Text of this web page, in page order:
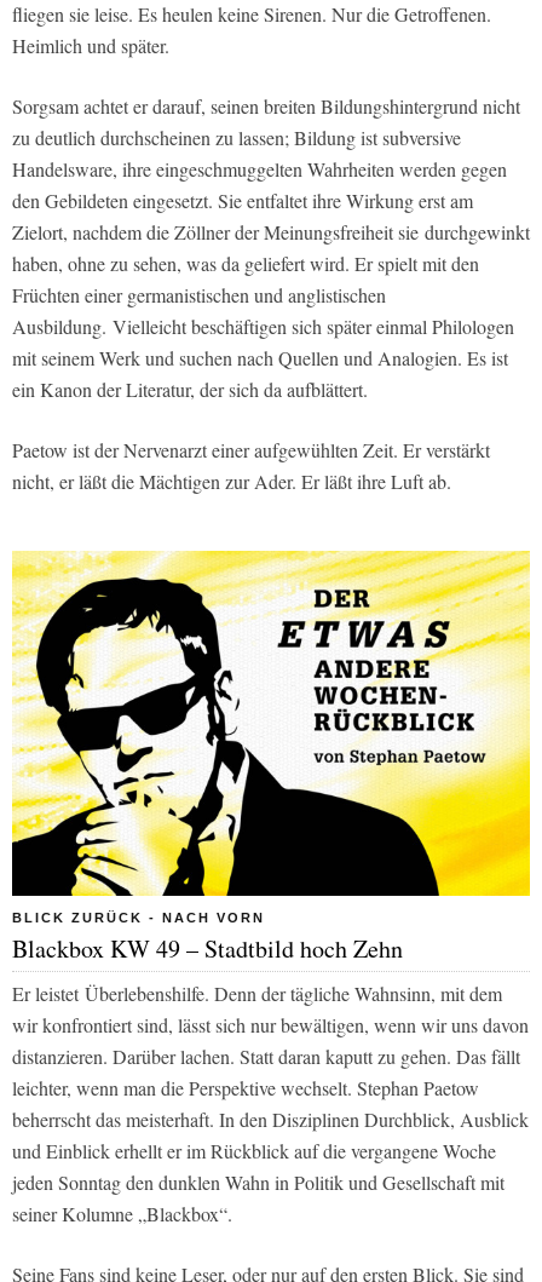
fliegen sie leise. Es heulen keine Sirenen. Nur die Getroffenen.
Heimlich und später.
Sorgsam achtet er darauf, seinen breiten Bildungshintergrund nicht
zu deutlich durchscheinen zu lassen; Bildung ist subversive
Handelsware, ihre eingeschmuggelten Wahrheiten werden gegen
den Gebildeten eingesetzt. Sie entfaltet ihre Wirkung erst am
Zielort, nachdem die Zöllner der Meinungsfreiheit sie durchgewinkt
haben, ohne zu sehen, was da geliefert wird. Er spielt mit den
Früchten einer germanistischen und anglistischen
Ausbildung. Vielleicht beschäftigen sich später einmal Philologen
mit seinem Werk und suchen nach Quellen und Analogien. Es ist
ein Kanon der Literatur, der sich da aufblättert.
Paetow ist der Nervenarzt einer aufgewühlten Zeit. Er verstärkt
nicht, er läßt die Mächtigen zur Ader. Er läßt ihre Luft ab.
BLICK ZURÜCK - NACH VORN
Blackbox KW 49 – Stadtbild hoch Zehn
Er leistet Überlebenshilfe. Denn der tägliche Wahnsinn, mit dem
wir konfrontiert sind, lässt sich nur bewältigen, wenn wir uns davon
distanzieren. Darüber lachen. Statt daran kaputt zu gehen. Das fällt
leichter, wenn man die Perspektive wechselt. Stephan Paetow
beherrscht das meisterhaft. In den Disziplinen Durchblick, Ausblick
und Einblick erhellt er im Rückblick auf die vergangene Woche
jeden Sonntag den dunklen Wahn in Politik und Gesellschaft mit
seiner Kolumne „Blackbox“.
Seine Fans sind keine Leser, oder nur auf den ersten Blick. Sie sind